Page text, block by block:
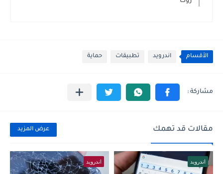
الأقسام اندرويد تطبيقات حماية
مقالات قد تهمك عرض المزيد
اندرويد اندرويد